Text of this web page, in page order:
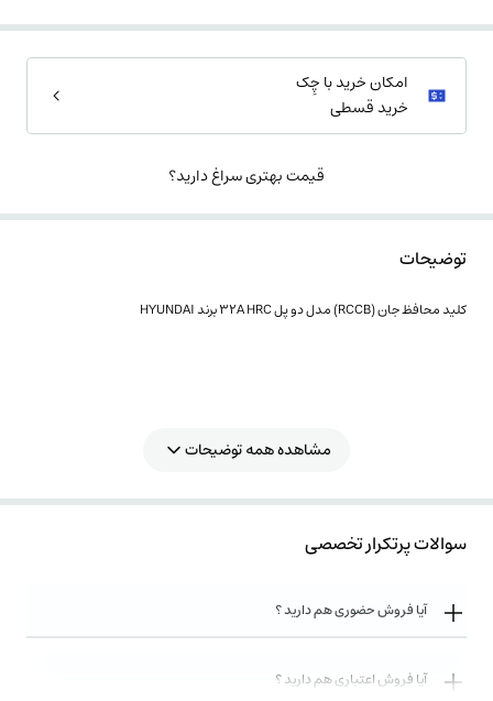
امکان خرید با چِک
خرید قسطی
قیمت بهتری سراغ دارید؟
توضیحات
کلید محافظ جان (RCCB) مدل دو پل 32A HRC برند HYUNDAI
مشاهده همه توضیحات
سوالات پرتکرار تخصصی
آیا فروش حضوری هم دارید ؟
آیا فروش اعتباری هم دارید ؟